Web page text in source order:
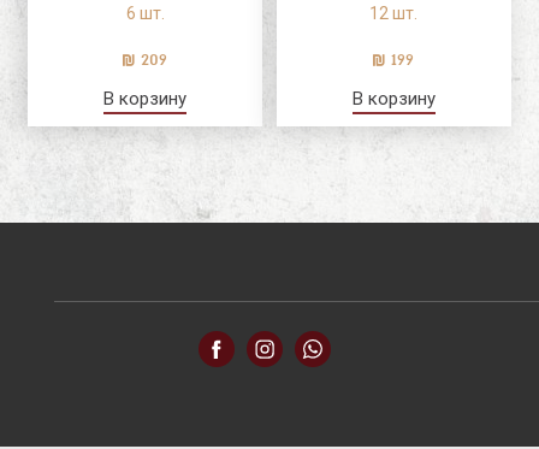
6 шт.
209
В корзину
12 шт.
199
В корзину